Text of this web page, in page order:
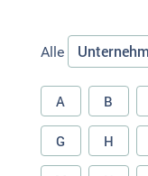
Alle
A B
G H